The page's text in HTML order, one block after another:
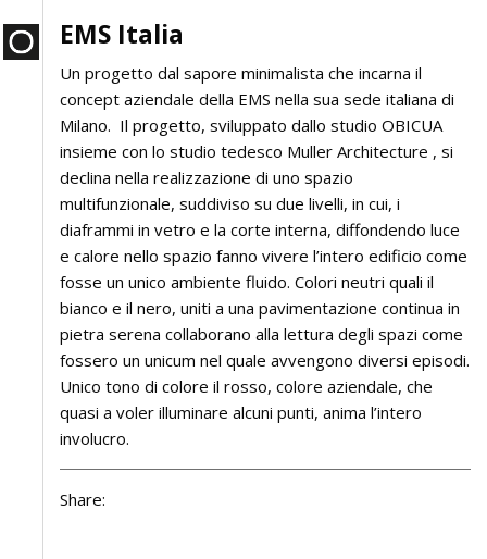
EMS Italia
Un progetto dal sapore minimalista che incarna il
concept aziendale della EMS nella sua sede italiana di
Milano. Il progetto, sviluppato dallo studio OBICUA
insieme con lo studio tedesco Muller Architecture , si
declina nella realizzazione di uno spazio
multifunzionale, suddiviso su due livelli, in cui, i
diaframmi in vetro e la corte interna, diffondendo luce
e calore nello spazio fanno vivere l’intero edificio come
fosse un unico ambiente fluido. Colori neutri quali il
bianco e il nero, uniti a una pavimentazione continua in
pietra serena collaborano alla lettura degli spazi come
fossero un unicum nel quale avvengono diversi episodi.
Unico tono di colore il rosso, colore aziendale, che
quasi a voler illuminare alcuni punti, anima l’intero
involucro.
Share: